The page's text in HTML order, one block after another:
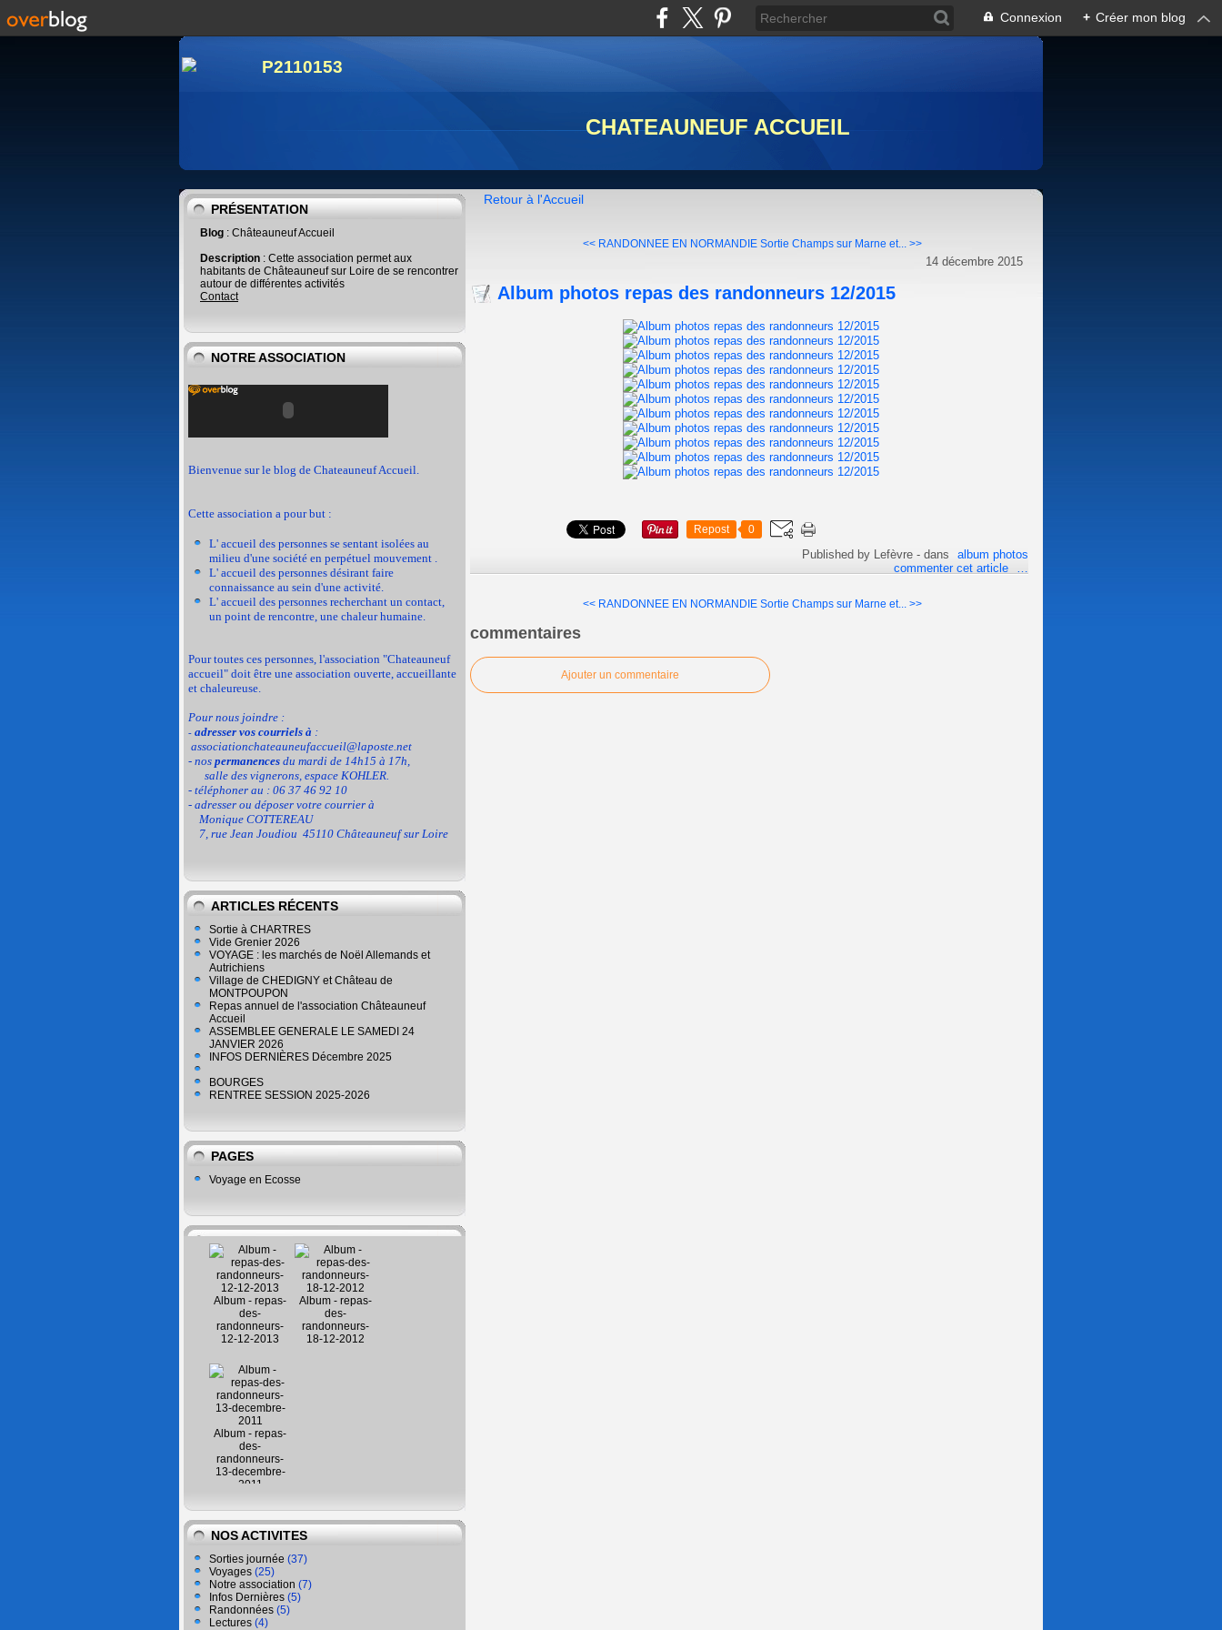
Connexion + Créer mon blog
CHATEAUNEUF ACCUEIL
PRÉSENTATION
Blog : Châteauneuf Accueil
Description : Cette association permet aux
habitants de Châteauneuf sur Loire de se rencontrer
autour de différentes activités
Contact
NOTRE ASSOCIATION
Bienvenue sur le blog de Chateauneuf Accueil.
Cette association a pour but :
L' accueil des personnes se sentant isolées au
milieu d'une société en perpétuel mouvement .
L' accueil des personnes désirant faire
connaissance au sein d'une activité.
L' accueil des personnes recherchant un contact,
un point de rencontre, une chaleur humaine.
Pour toutes ces personnes, l'association "Chateauneuf
accueil" doit être une association ouverte, accueillante
et chaleureuse.
Pour nous joindre :
- adresser vos courriels à :
associationchateauneufaccueil@laposte.net
- nos permanences du mardi de 14h15 à 17h,
salle des vignerons, espace KOHLER.
- téléphoner au : 06 37 46 92 10
- adresser ou déposer votre courrier à
Monique COTTEREAU
7, rue Jean Joudiou 45110 Châteauneuf sur Loire
ARTICLES RÉCENTS
Sortie à CHARTRES
Vide Grenier 2026
VOYAGE : les marchés de Noël Allemands et
Autrichiens
Village de CHEDIGNY et Château de
MONTPOUPON
Repas annuel de l'association Châteauneuf
Accueil
ASSEMBLEE GENERALE LE SAMEDI 24
JANVIER 2026
INFOS DERNIÈRES Décembre 2025
BOURGES
RENTREE SESSION 2025-2026
PAGES
Voyage en Ecosse
Album - repas-
des-
randonneurs-
12-12-2013
Album - repas-
des-
randonneurs-
18-12-2012
Album - repas-
des-
randonneurs-
13-decembre-
2011
NOS ACTIVITES
Sorties journée (37)
Voyages (25)
Notre association (7)
Infos Dernières (5)
Randonnées (5)
Lectures (4)
Retour à l'Accueil
<< RANDONNEE EN NORMANDIE Sortie Champs sur Marne et... >>
14 décembre 2015
Album photos repas des randonneurs 12/2015
Repost 0
Published by Lefèvre -dans
album photos
commenter cet article
<< RANDONNEE EN NORMANDIE Sortie Champs sur Marne et... >>
commentaires
Ajouter un commentaire